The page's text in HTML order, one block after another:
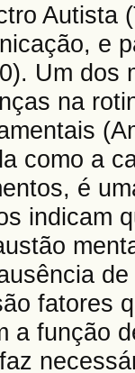
Autista
e
Um dos
na
como a
é
indicam
fatores
a função